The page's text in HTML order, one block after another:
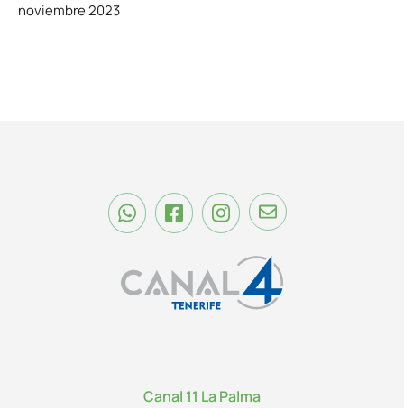
noviembre 2023
Canal 11 La Palma